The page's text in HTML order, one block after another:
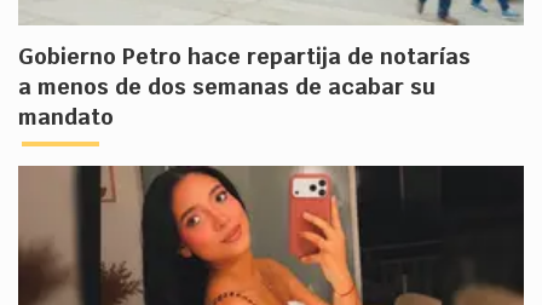
Gobierno Petro hace repartija de notarías
a menos de dos semanas de acabar su
mandato